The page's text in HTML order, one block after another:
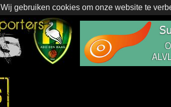
Wij gebruiken cookies om onze website te